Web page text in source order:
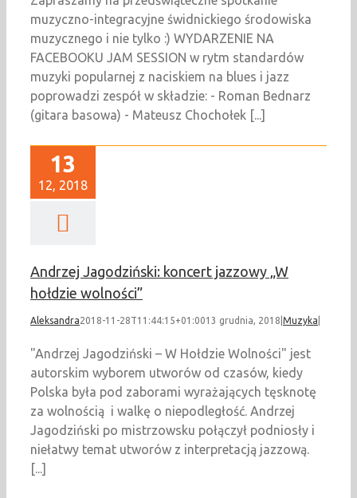
muzyczno-integracyjne świdnickiego środowiska
muzycznego i nie tylko :) WYDARZENIE NA
FACEBOOKU JAM SESSION w rytm standardów
muzyki popularnej z naciskiem na blues i jazz
poprowadzi zespół w składzie: - Roman Bednarz
(gitara basowa) - Mateusz Chochołek [...]
13
12, 2018
Andrzej Jagodziński: koncert jazzowy „W
hołdzie wolności”
Aleksandra2018-11-28T11:44:15+01:0013 grudnia, 2018 Muzyka
"Andrzej Jagodziński – W Hołdzie Wolności" jest
autorskim wyborem utworów od czasów, kiedy
Polska była pod zaborami wyrażających tęsknotę
za wolnością i walkę o niepodległość. Andrzej
Jagodziński po mistrzowsku połączył podniosły i
niełatwy temat utworów z interpretacją jazzową.
[...]